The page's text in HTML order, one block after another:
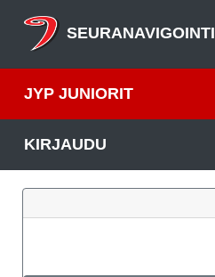
SEURANAVIGOINTI
JYP JUNIORIT
KIRJAUDU